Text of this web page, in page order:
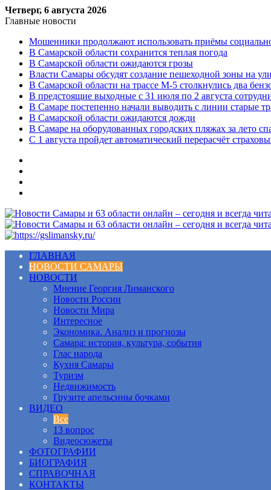
Четверг, 6 августа 2026
Главные новости
Мошенники продолжают использовать приёмы
В Самарской области сохранится теплая погода
В Самарской области ожидаются грозы
Власти Самары обсудят создание пешеходной зоны на
В Самарской области на трассе М-5 столкнулись два
В предстоящие выходные с 31 июля по 2 августа
В Самаре постепенно начали выводить с линии старые
В Самарской области ожидаются дожди
В Самаре на оборудованных городских пляжах за лето
С 1 августа пройдет автоматический перерасчёт
Меню
ГЛАВНАЯ
НОВОСТИ САМАРЫ
НОВОСТИ
Мнение Георгия Лиманского
Новости России
Новости Мира
Интересное
Экономика. Анализ и прогнозы
Самара: история, культура, события
Глас народа
Кухня Самары
Туризм
Недвижимость
Грузите апельсины бочками
ВИДЕО
Все
13 вопрос
Видеосюжеты
ФОТОГРАФИИ
БИОГРАФИЯ
СПРАВОЧНАЯ
КОНТАКТЫ